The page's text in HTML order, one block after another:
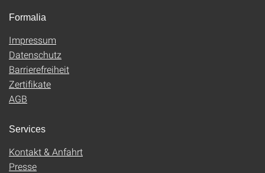
Formalia
Impressum
Datenschutz
Barrierefreiheit
Zertifikate
AGB
Services
Kontakt & Anfahrt
Presse